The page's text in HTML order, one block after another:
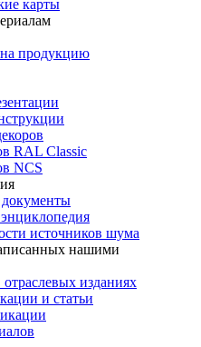
карты
продукцию
RAL Сlassic
NCS
источников шума
нашими
изданиях
и статьи